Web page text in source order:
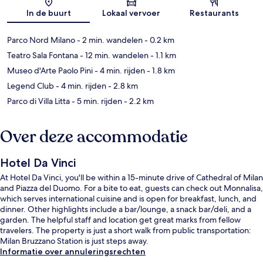
Kaart
In de buurt Lokaal vervoer Restaurants
Parco Nord Milano- 2 min. wandelen- 0.2 km
Teatro Sala Fontana- 12 min. wandelen- 1.1 km
Museo d'Arte Paolo Pini- 4 min. rijden- 1.8 km
Legend Club- 4 min. rijden- 2.8 km
Parco di Villa Litta- 5 min. rijden- 2.2 km
Over deze accommodatie
Hotel Da Vinci
At Hotel Da Vinci, you'll be within a 15-minute drive of Cathedral of Milan
and Piazza del Duomo. For a bite to eat, guests can check out Monnalisa,
which serves international cuisine and is open for breakfast, lunch, and
dinner. Other highlights include a bar/lounge, a snack bar/deli, and a
garden. The helpful staff and location get great marks from fellow
travelers. The property is just a short walk from public transportation:
Milan Bruzzano Station is just steps away.
Informatie over annuleringsrechten